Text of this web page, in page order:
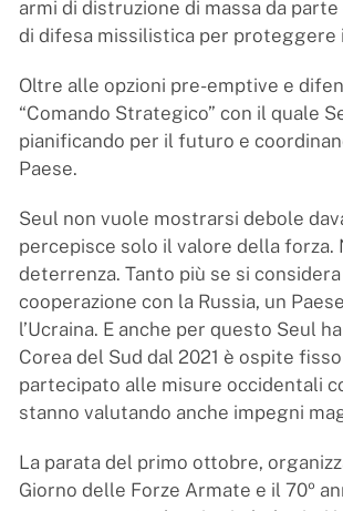
armi di distruzione di massa da
di difesa missilistica per
Oltre alle opzioni pre-emptive e
“Comando Strategico” con il quale
pianificando per il futuro e
Paese.
Seul non vuole mostrarsi debole
percepisce solo il valore della
deterrenza. Tanto più se si
cooperazione con la Russia, un
l’Ucraina. E anche per questo Seul
Corea del Sud dal 2021 è ospite
partecipato alle misure occidentali
stanno valutando anche impegni
La parata del primo ottobre,
Giorno delle Forze Armate e il 70º